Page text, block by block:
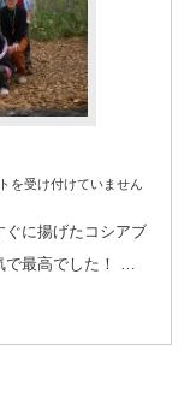
を受け付けていません
ぐに揚げたコシアブ
最高でした！ …